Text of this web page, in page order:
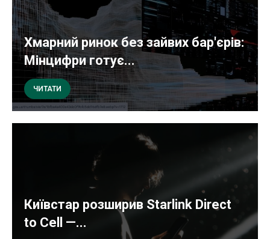
Хмарний ринок без зайвих бар'єрів:
Мінцифри готує...
ЧИТАТИ
Київстар розширив Starlink Direct
to Cell —...